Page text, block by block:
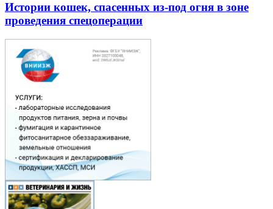
Истории кошек, спасенных из-под огня в зоне
проведения спецоперации